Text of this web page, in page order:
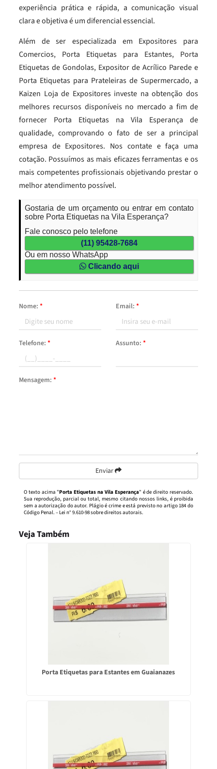
experiência prática e rápida, a comunicação visual
clara e objetiva é um diferencial essencial.
Além de ser especializada em Expositores para
Comercios, Porta Etiquetas para Estantes, Porta
Etiquetas de Gondolas, Expositor de Acrílico Parede e
Porta Etiquetas para Prateleiras de Supermercado, a
Kaizen Loja de Expositores investe na obtenção dos
melhores recursos disponíveis no mercado a fim de
fornecer Porta Etiquetas na Vila Esperança de
qualidade, comprovando o fato de ser a principal
empresa de Expositores. Nos contate e faça uma
cotação. Possuímos as mais eficazes ferramentas e os
mais competentes profissionais objetivando prestar o
melhor atendimento possível.
Gostaria de um orçamento ou entrar em contato
sobre Porta Etiquetas na Vila Esperança?
Fale conosco pelo telefone
(11) 95428-7684
Ou em nosso WhatsApp
Clicando aqui
Nome: * Email: *
Telefone: * Assunto: *
Mensagem: *
Enviar
O texto acima "Porta Etiquetas na Vila Esperança" é de direito reservado.
Sua reprodução, parcial ou total, mesmo citando nossos links, é proibida
sem a autorização do autor. Plágio é crime e está previsto no artigo 184 do
Código Penal. – Lei n° 9.610-98 sobre direitos autorais.
Veja Também
Porta Etiquetas para Estantes em Guaianazes